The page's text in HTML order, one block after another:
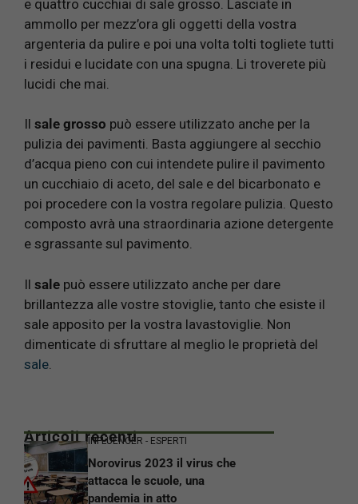
e quattro cucchiai di sale grosso. Lasciate in
ammollo per mezz’ora gli oggetti della vostra
argenteria da pulire e poi una volta tolti togliete tutti
i residui e lucidate con una spugna. Li troverete più
lucidi che mai.
Il sale grosso può essere utilizzato anche per la
pulizia dei pavimenti. Basta aggiungere al secchio
d’acqua pieno con cui intendete pulire il pavimento
un cucchiaio di aceto, del sale e del bicarbonato e
poi procedere con la vostra regolare pulizia. Questo
composto avrà una straordinaria azione detergente
e sgrassante sul pavimento.
Il sale può essere utilizzato anche per dare
brillantezza alle vostre stoviglie, tanto che esiste il
sale apposito per la vostra lavastoviglie. Non
dimenticate di sfruttare al meglio le proprietà del
sale
Articoli recentiINFLUENCER - ESPERTI
Norovirus 2023 il virus che
attacca le scuole, una
pandemia in atto